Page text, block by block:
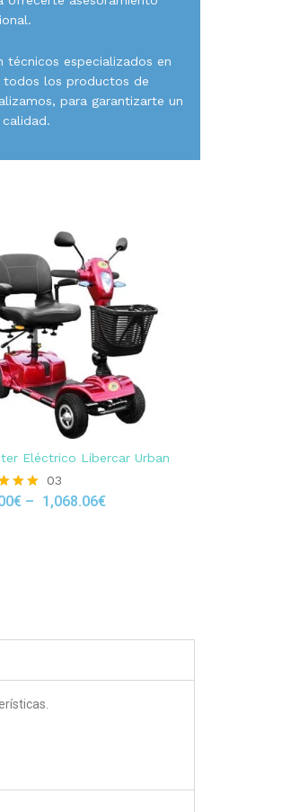
técnicos especializados en
todos los productos de
para garantizarte un
Eléctrico Libercar Urban
03
€– 1,068.06€